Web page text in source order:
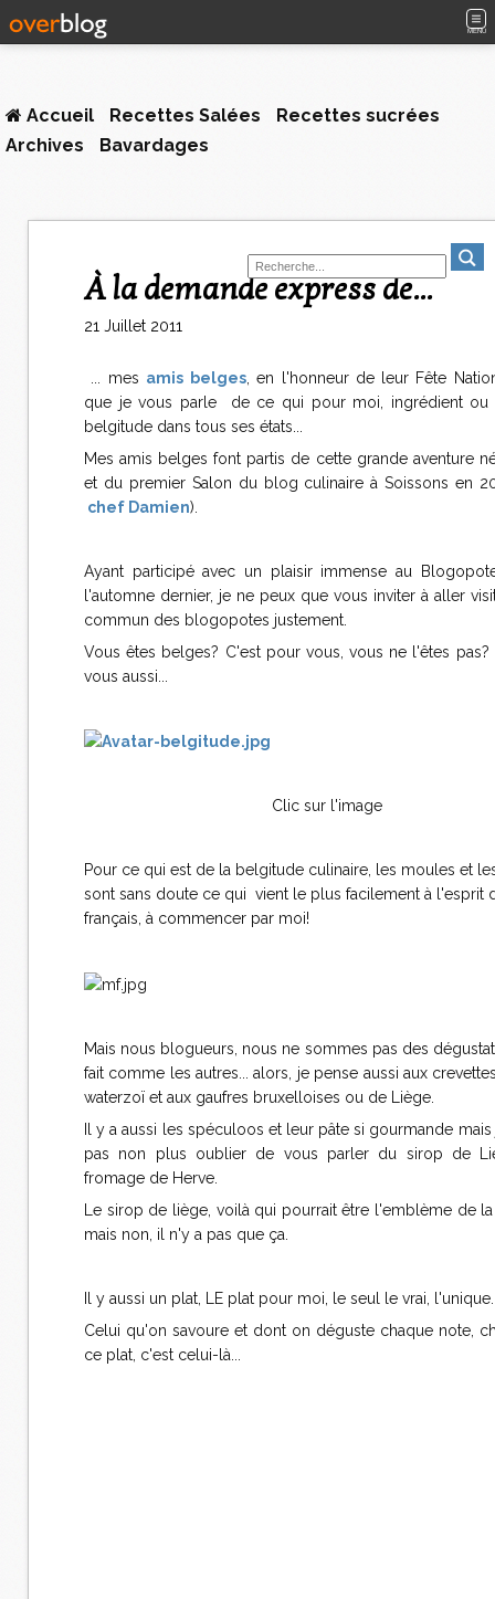
MENU
Accueil Recettes Salées
Recettes sucrées
Archives
Bavardages
À la demande express de...
21 Juillet 2011
... mes amis belges , en l'honneur de leur Fête
que je vous parle de ce qui pour moi, ingrédient ou
belgitude dans tous ses états...
Mes amis belges font partis de cette grande aventure
et du premier Salon du blog culinaire à Soissons en
chef Damien).
Ayant participé avec un plaisir immense au
l'automne dernier, je ne peux que vous inviter à aller
commun des blogopotes justement.
Vous êtes belges? C'est pour vous, vous ne l'êtes pas?
vous aussi...
Clic sur l'image
Pour ce qui est de la belgitude culinaire, les moules et
sont sans doute ce qui vient le plus facilement à l'esprit
français, à commencer par moi!
Mais nous blogueurs, nous ne sommes pas des
fait comme les autres... alors, je pense aussi aux
waterzoï et aux gaufres bruxelloises ou de Liège.
Il y a aussi les spéculoos et leur pâte si gourmande
pas non plus oublier de vous parler du sirop de
fromage de Herve.
Le sirop de liège, voilà qui pourrait être l'emblème de
mais non, il n'y a pas que ça.
Il y aussi un plat, LE plat pour moi, le seul le vrai, l'unique.
Celui qu'on savoure et dont on déguste chaque note,
ce plat, c'est celui-là...